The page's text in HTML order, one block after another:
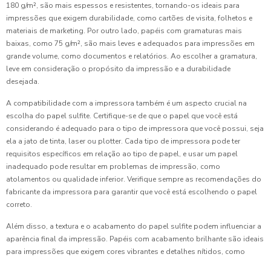
180 g/m², são mais espessos e resistentes, tornando-os ideais para
impressões que exigem durabilidade, como cartões de visita, folhetos e
materiais de marketing. Por outro lado, papéis com gramaturas mais
baixas, como 75 g/m², são mais leves e adequados para impressões em
grande volume, como documentos e relatórios. Ao escolher a gramatura,
leve em consideração o propósito da impressão e a durabilidade
desejada.
A compatibilidade com a impressora também é um aspecto crucial na
escolha do papel sulfite. Certifique-se de que o papel que você está
considerando é adequado para o tipo de impressora que você possui, seja
ela a jato de tinta, laser ou plotter. Cada tipo de impressora pode ter
requisitos específicos em relação ao tipo de papel, e usar um papel
inadequado pode resultar em problemas de impressão, como
atolamentos ou qualidade inferior. Verifique sempre as recomendações do
fabricante da impressora para garantir que você está escolhendo o papel
correto.
Além disso, a textura e o acabamento do papel sulfite podem influenciar a
aparência final da impressão. Papéis com acabamento brilhante são ideais
para impressões que exigem cores vibrantes e detalhes nítidos, como